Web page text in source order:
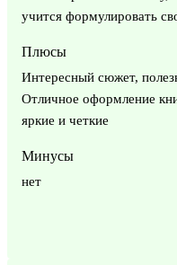
учится формулировать
Плюсы
Интересный сюжет,
Отличное оформление
яркие и четкие
Минусы
нет